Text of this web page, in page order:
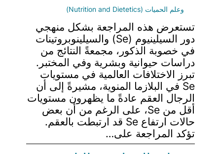
وعلم الحميات (Nutrition and Dietetics)
تستعرض هذه المراجعة بشكل منهجي
دور السيلينيوم (Se) والسيلينوبروتينات
في خصوبة الذكور، مجمعةً النتائج من
دراسات حيوانية وبشرية وفي المختبر.
تبرز الاختلافات العالمية في مستويات
Se في البلازما المنوية، مشيرةً إلى أن
الرجال العقم عادةً ما يظهرون مستويات
أقل من Se، على الرغم من أن بعض
حالات ارتفاع Se قد ارتبطت بالعقم.
تؤكد المراجعة على…